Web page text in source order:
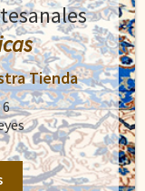
es:
550,00€.
Tienda